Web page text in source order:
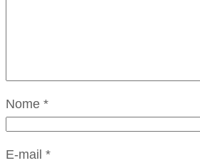
Nome *
E-mail *